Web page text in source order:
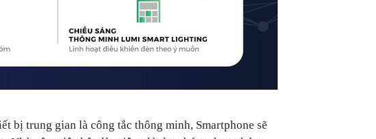
bị trung gian là công tắc thông minh, Smartphone sẽ